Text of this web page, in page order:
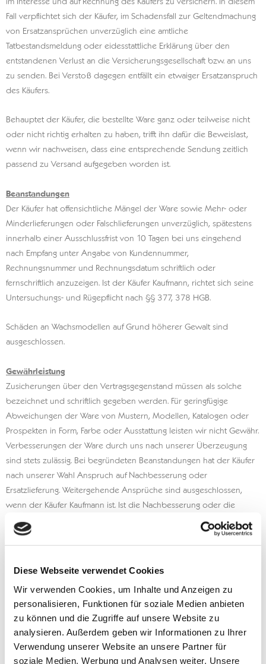
Diese Webseite verwendet Cookies
Wir verwenden Cookies, um Inhalte und Anzeigen zu
personalisieren, Funktionen für soziale Medien anbieten
zu können und die Zugriffe auf unsere Website zu
analysieren. Außerdem geben wir Informationen zu Ihrer
Verwendung unserer Website an unsere Partner für
soziale Medien, Werbung und Analysen weiter. Unsere
Fall verpflichtet sich der Käufer, im Schadensfall zur Geltendmachung
von Ersatzansprüchen unverzüglich eine amtliche
Tatbestandsmeldung oder eidesstattliche Erklärung über den
entstandenen Verlust an die Versicherungsgesellschaft bzw. an uns
zu senden. Bei Verstoß dagegen entfällt ein etwaiger Ersatzanspruch
des Käufers.
Behauptet der Käufer, die bestellte Ware ganz oder teilweise nicht
oder nicht richtig erhalten zu haben, trifft ihn dafür die Beweislast,
wenn wir nachweisen, dass eine entsprechende Sendung zeitlich
passend zu Versand aufgegeben worden ist.
Beanstandungen
Der Käufer hat offensichtliche Mängel der Ware sowie Mehr- oder
Minderlieferungen oder Falschlieferungen unverzüglich, spätestens
innerhalb einer Ausschlussfrist von 10 Tagen bei uns eingehend
nach Empfang unter Angabe von Kundennummer,
Rechnungsnummer und Rechnungsdatum schriftlich oder
fernschriftlich anzuzeigen. Ist der Käufer Kaufmann, richtet sich seine
Untersuchungs- und Rügepflicht nach §§ 377, 378 HGB.
Schäden an Wachsmodellen auf Grund höherer Gewalt sind
ausgeschlossen.
Gewährleistung
Zusicherungen über den Vertragsgegenstand müssen als solche
bezeichnet und schriftlich gegeben werden. Für geringfügige
Abweichungen der Ware von Mustern, Modellen, Katalogen oder
Prospekten in Form, Farbe oder Ausstattung leisten wir nicht Gewähr.
Verbesserungen der Ware durch uns nach unserer Überzeugung
sind stets zulässig. Bei begründeten Beanstandungen hat der Käufer
nach unserer Wahl Anspruch auf Nachbesserung oder
Ersatzlieferung. Weitergehende Ansprüche sind ausgeschlossen,
wenn der Käufer Kaufmann ist. Ist die Nachbesserung oder die
Ersatzlieferung erneut mangelhaft, kann der Käufer insoweit die
Rückgängigmachung des Kaufes oder der Herabsetzung des
Kaufpreises verlangen. Weitergehende Ansprüche jeder Art sind für
Zahlungen
Zahlungen sind als Vorauskasse bei unserer Bank eingehend zu
leisten.
Die Annahme von Wechseln oder Schecks behalten wir uns